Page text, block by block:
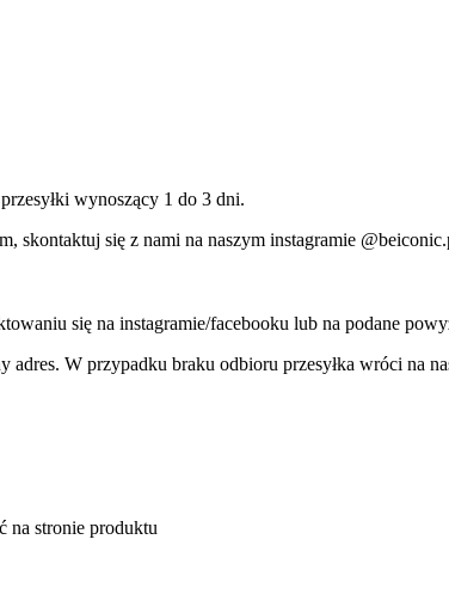
wynoszący 1 do 3 dni.
skontaktuj się z nami na naszym instagramie
się na instagramie/facebooku lub na podane
W przypadku braku odbioru przesyłka wróci na
na stronie produktu